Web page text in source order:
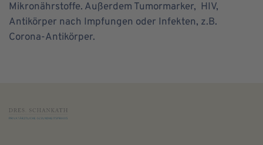
Mikronährstoffe. Außerdem Tumormarker, HIV,
Antikörper nach Impfungen oder Infekten, z.B.
Corona-Antikörper.